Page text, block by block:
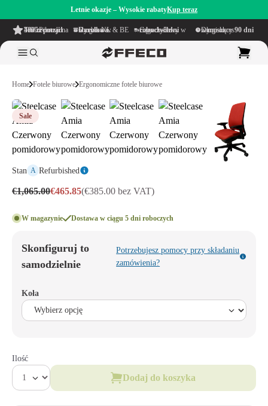
Letnie okazje – Wysokie rabatyKup teraz
4.6/5
z ponad 500 recenzji
na TrustPilot Darmowa wysyłka
w obrębie NL & BE Czas dostawy w ciągu
1–5 dni roboczych Długi okres namysłu wynoszący90 dni
Home Fotele biurowe Ergonomiczne fotele biurowe
Sale
Stan A Refurbished
€1,065.00€465.85(€385.00 bez VAT)
W magazynie Dostawa w ciągu 5 dni roboczych
Skonfiguruj to
samodzielnie
Potrzebujesz pomocy przy składaniu
zamówienia?
Koła
Ilość
Dodaj do koszyka